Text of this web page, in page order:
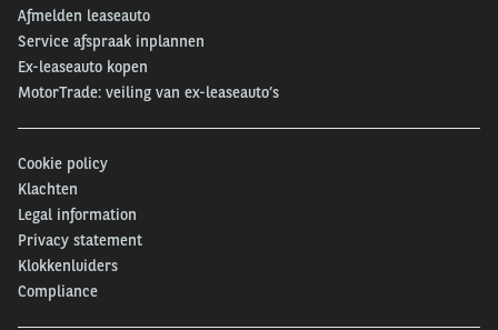
Afmelden leaseauto
Service afspraak inplannen
Ex-leaseauto kopen
MotorTrade: veiling van ex-leaseauto’s
Cookie policy
Klachten
Legal information
Privacy statement
Klokkenluiders
Compliance